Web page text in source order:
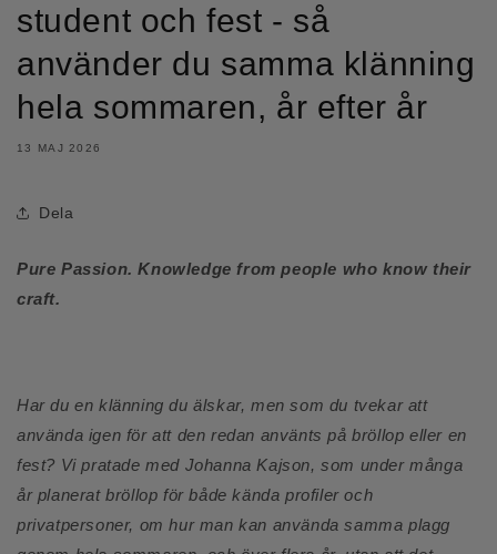
student och fest - så
använder du samma klänning
hela sommaren, år efter år
13 MAJ 2026
Dela
Pure Passion. Knowledge from people who know their
craft.
Har du en klänning du älskar, men som du tvekar att
använda igen för att den redan använts på bröllop eller en
fest? Vi pratade med Johanna Kajson, som under många
år planerat bröllop för både kända profiler och
privatpersoner, om hur man kan använda samma plagg